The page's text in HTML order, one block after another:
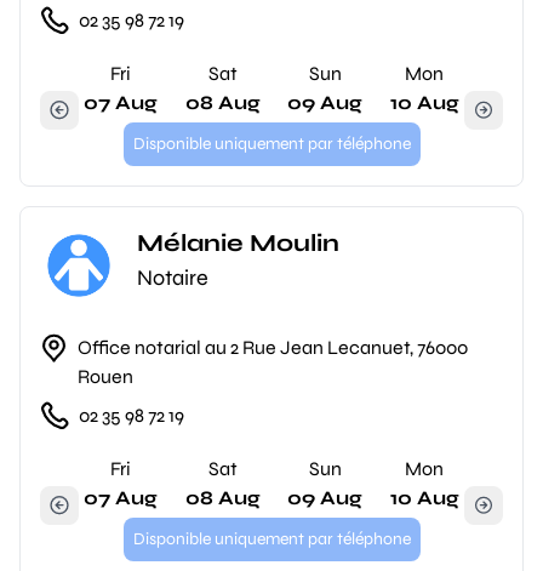
02 35 98 72 19
Fri
07 Aug
Sat
08 Aug
Sun
09 Aug
Mon
10 Aug
Disponible uniquement par téléphone
Mélanie Moulin
Notaire
Office notarial au 2 Rue Jean Lecanuet, 76000
Rouen
02 35 98 72 19
Fri
07 Aug
Sat
08 Aug
Sun
09 Aug
Mon
10 Aug
Disponible uniquement par téléphone